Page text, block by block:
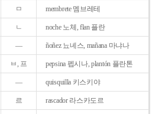
ㅁ membrete 멤브레테
ㄴ noche 노체, flan 플란
― ñoñez 뇨녜스, mañana 마냐나
ㅂ, 프 pepsina 펩시나, plantón 플란톤
― quisquilla 키스키야
르 rascador 라스카도르